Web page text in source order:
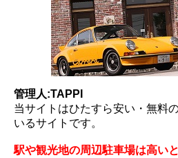
管理人:TAPPI
当サイトはひたすら安い・無料
いるサイトです。
駅や観光地の周辺駐車場は高い